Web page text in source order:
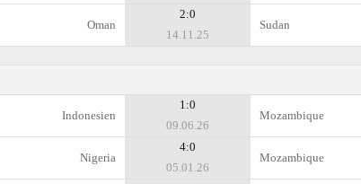
Oman
2:0
14.11.25
Sudan
Indonesien
1:0
09.06.26
Mozambique
Nigeria
4:0
05.01.26
Mozambique